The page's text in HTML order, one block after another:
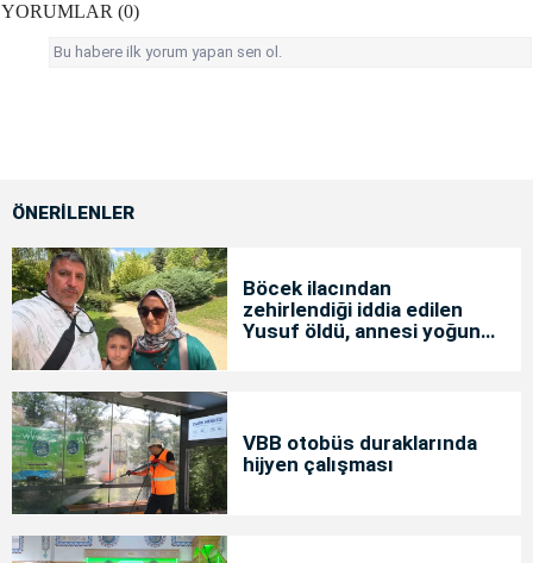
YORUMLAR (0)
Bu habere ilk yorum yapan sen ol.
ÖNERİLENLER
Böcek ilacından
zehirlendiği iddia edilen
Yusuf öldü, annesi yoğun
VBB otobüs duraklarında
hijyen çalışması